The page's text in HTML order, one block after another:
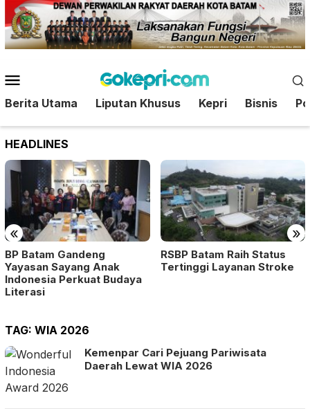
Loncat
ke
konten
Mobile
Berita Utama Liputan Khusus Kepri Bisnis
HEADLINES
« »
BP Batam Gandeng
Yayasan Sayang Anak
Indonesia Perkuat Budaya
Literasi
RSBP Batam Raih Status
Tertinggi Layanan Stroke
TAG: WIA 2026
Kemenpar Cari Pejuang Pariwisata
Daerah Lewat WIA 2026